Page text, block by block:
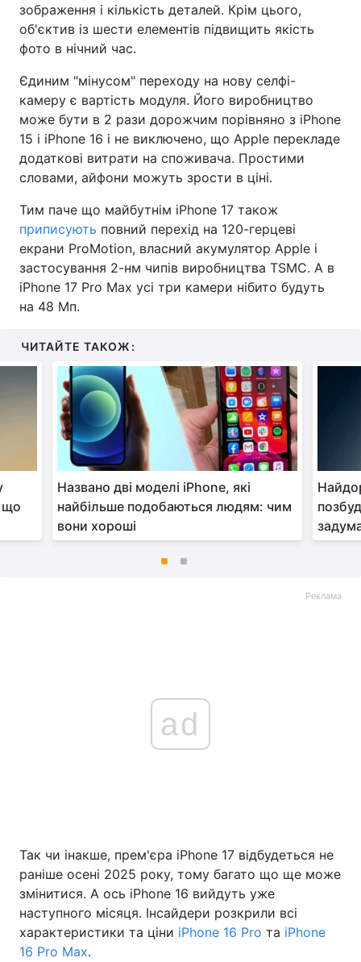
зображення і кількість деталей. Крім цього,
об'єктив із шести елементів підвищить якість
фото в нічний час.
Єдиним "мінусом" переходу на нову селфі-
камеру є вартість модуля. Його виробництво
може бути в 2 рази дорожчим порівняно з iPhone
15 і iPhone 16 і не виключено, що Apple перекладе
додаткові витрати на споживача. Простими
словами, айфони можуть зрости в ціні.
Тим паче що майбутнім iPhone 17 також
приписують повний перехід на 120-герцеві
екрани ProMotion, власний акумулятор Apple і
застосування 2-нм чипів виробництва TSMC. А в
iPhone 17 Pro Max усі три камери нібито будуть
на 48 Мп.
ЧИТАЙТЕ ТАКОЖ:
що
Названо дві моделі iPhone, які
найбільше подобаються людям: чим
вони хороші
Реклама
ad
Так чи інакше, прем'єра iPhone 17 відбудеться не
раніше осені 2025 року, тому багато що ще може
змінитися. А ось iPhone 16 вийдуть уже
наступного місяця. Інсайдери розкрили всі
характеристики та ціни iPhone 16 Pro та iPhone
16 Pro Max.